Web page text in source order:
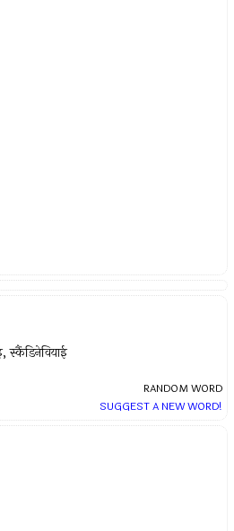
स्कैंडिनेवियाई
RANDOM WORD
SUGGEST A NEW WORD!